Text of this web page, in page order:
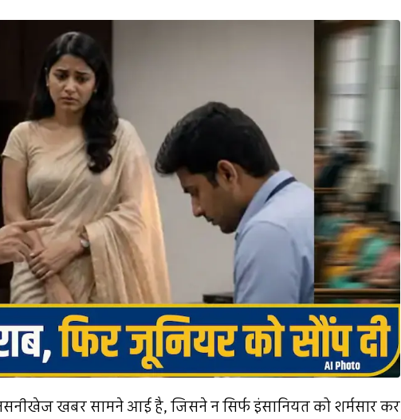
खबर सामने आई है, जिसने न सिर्फ इंसानियत को शर्मसार कर